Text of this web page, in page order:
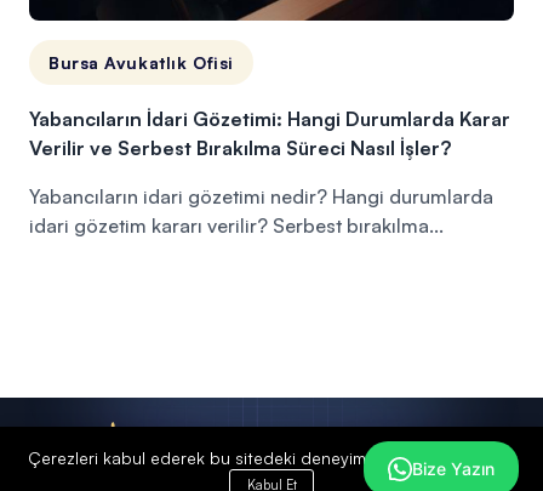
Bursa Avukatlık Ofisi
Yabancıların İdari Gözetimi: Hangi Durumlarda Karar
Verilir ve Serbest Bırakılma Süreci Nasıl İşler?
Yabancıların idari gözetimi nedir? Hangi durumlarda
idari gözetim kararı verilir? Serbest bırakılma...
Çerezleri kabul ederek bu sitedeki deneyiminiz iyileştirilecektir.
Kabul Et
Bize Yazın